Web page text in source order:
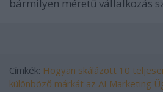
bármilyen méretű vállalkozás
Címkék: Hogyan skálázott 10
különböző márkát az AI Marketing